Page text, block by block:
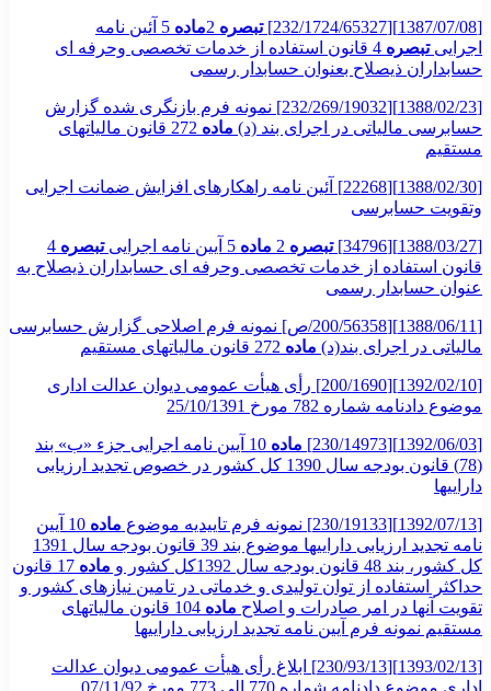
[1387/07/08][232/1724/65327] تبصره ماده
5 آئین نامه
اجراییتبصره
4 قانون استفاده از خدمات تخصصی وحرفه ای
حسابداران ذیصلاح بعنوان حسابدار رسمی
[1388/02/23][232/269/19032] نمونه فرم بازنگری شده گزارش
حسابرسی مالیاتی در اجرای بند (د) ماده
272 قانون مالیاتهای
مستقیم
[1388/02/30][22268] آئین نامه راهکارهای افزایش ضمانت اجرایی
وتقویت حسابرسی
[1388/03/27][34796] تبصره ماده 5 آیین نامه اجرایی تبصره 4
قانون استفاده از خدمات تخصصی وحرفه ای حسابداران ذیصلاح به
عنوان حسابدار رسمی
[1388/06/11][200/56358/ص] نمونه فرم اصلاحی گزارش حسابرسی
مالیاتی در اجرای بند(د) ماده 272 قانون مالیاتهای مستقیم
[1392/02/10][200/1690] رأی هیأت عمومی دیوان عدالت اداری
موضوع دادنامه شماره 782 مورخ 25/10/1391
[1392/06/03][230/14973] ماده
10 آیین نامه اجرایی جزء «ب» بند
(78) قانون بودجه سال 1390 کل کشور در خصوص تجدید ارزیابی
داراییها
[1392/07/13][230/19133] نمونه فرم تاییدیه موضوع ماده
10 آیین
نامه تجدید ارزیابی داراییها موضوع بند 39 قانون بودجه سال 1391
کل کشور، بند 48 قانون بودجه سال 1392کل کشور و
ماده
17 قانون
حداکثر استفاده از توان تولیدی و خدماتی در تامین نیازهای کشور و
تقویت آنها در امر صادرات و اصلاح ماده
104 قانون مالیاتهای
مستقیم نمونه فرم آیین نامه تجدید ارزیابی داراییها
[1393/02/13][230/93/13] ابلاغ رأی هیأت عمومی دیوان عدالت